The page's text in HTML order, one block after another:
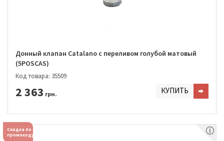
Донный клапан Catalano с переливом голубой матовый
(5POSCAS)
Код товара: 35509
2 363 грн. КУПИТЬ
Скидка по
промокоду